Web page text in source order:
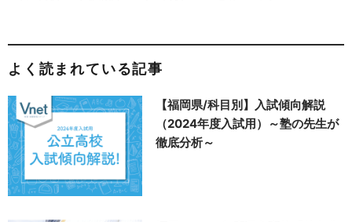
よく読まれている記事
【福岡県/科目別】入試傾向解説
（2024年度入試用）～塾の先生が
徹底分析～